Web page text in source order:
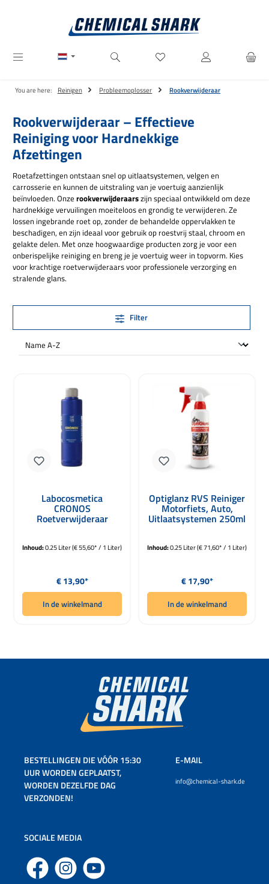
Je hebt 0 items op je
You are here: Reinigen Probleemoplosser Rookverwijderaar
Rookverwijderaar – Effectieve
Reiniging voor Hardnekkige
Afzettingen
Roetafzettingen ontstaan snel op uitlaatsystemen, velgen en
carrosserie en kunnen de uitstraling van je voertuig aanzienlijk
beïnvloeden. Onze rookverwijderaarszijn speciaal ontwikkeld om deze
hardnekkige vervuilingen moeiteloos en grondig te verwijderen. Ze
lossen ingebrande roet op, zonder de behandelde oppervlakken te
beschadigen, en zijn ideaal voor gebruik op roestvrij staal, chroom en
gelakte delen. Met onze hoogwaardige producten zorg je voor een
onberispelijke reiniging en breng je je voertuig weer in topvorm. Kies
voor krachtige roetverwijderaars voor professionele verzorging en
stralende glans.
Filter
Labocosmetica
CRONOS
Roetverwijderaar
Decarbonizer 250ml
Inhoud:0.25 Liter(€ 55,60* / 1 Liter)
Normale prijs:
€ 13,90*
In de winkelmand
Optiglanz RVS Reiniger
Motorfiets, Auto,
Uitlaatsystemen 250ml
Inhoud:0.25 Liter(€ 71,60* / 1 Liter)
Normale prijs:
€ 17,90*
In de winkelmand
BESTELLINGEN DIE VÓÓR 15:30
UUR WORDEN GEPLAATST,
WORDEN DEZELFDE DAG
VERZONDEN!
E-MAIL
info@chemical-shark.de
SOCIALE MEDIA
Facebook Instagram YouTube